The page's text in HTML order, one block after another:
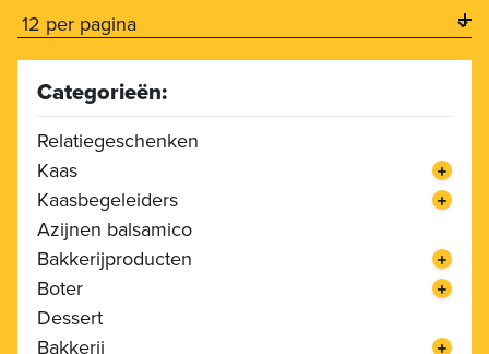
Categorieën:
Relatiegeschenken
Kaas
Kaasbegeleiders
Azijnen balsamico
Bakkerijproducten
Boter
Dessert
Bakkerij